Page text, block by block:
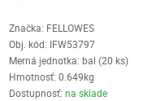
Značka: FELLOWES
Obj. kód: IFW53797
Merná jednotka: bal (20 ks)
Hmotnosť: 0.649kg
Dostupnosť:na sklade